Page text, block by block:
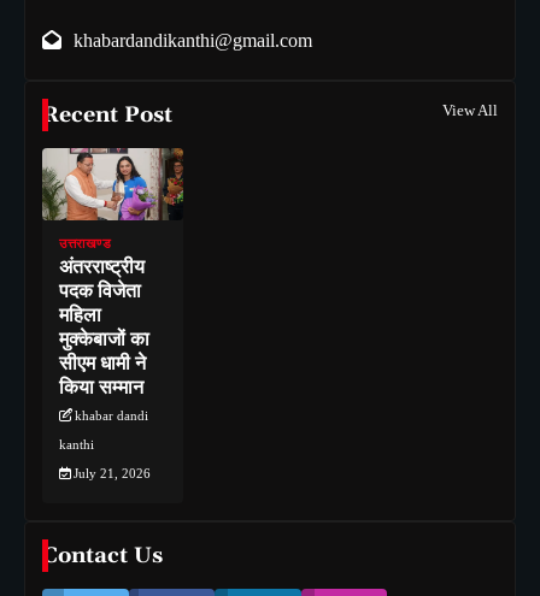
khabardandikanthi@gmail.com
Recent Post View All
उत्तराखण्ड
अंतरराष्ट्रीय
पदक विजेता
महिला
मुक्केबाजों का
सीएम धामी ने
किया सम्मान
khabar dandi
kanthi
July 21, 2026
Contact Us